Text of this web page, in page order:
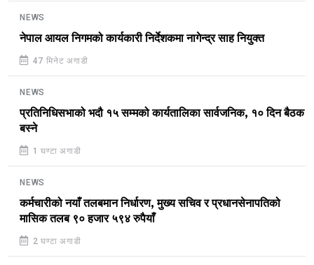
NEWS
नेपाल आयल निगमको कार्यकारी निर्देशकमा नागेन्द्र साह नियुक्त
47 मिनेट अगाडी
NEWS
प्रतिनिधिसभाको भदौ १५ सम्मको कार्यतालिका सार्वजनिक, १० दिन बैठक
बस्ने
1 घण्टा अगाडी
NEWS
कर्मचारीको नयाँ तलबमान निर्धारण, मुख्य सचिव र प्रधानसेनापतिको
मासिक तलब ९० हजार ५९४ रुपैयाँ
2 घण्टा अगाडी